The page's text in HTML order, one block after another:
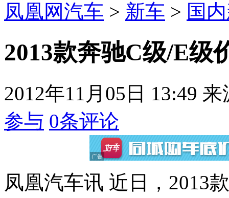
凤凰网汽车 > 新车 > 国
2013款奔驰C级/E级
2012年11月05日 13:49 来
参与 0条评论
凤凰汽车讯 近日，2013